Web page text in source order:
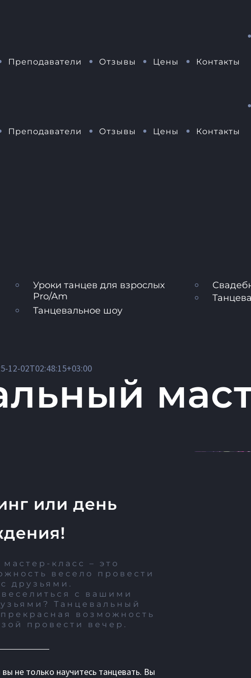
Преподаватели Отзывы Цены Контакты
Преподаватели Отзывы Цены Контакты
Уроки танцев для взрослых
Pro/Am
Танцевальное шоу
12-02T02:48:15+03:00
или день
класс – это
весело провести
друзьями.
с вашими
Танцевальный
возможность
провести вечер.
не только научитесь танцевать. Вы